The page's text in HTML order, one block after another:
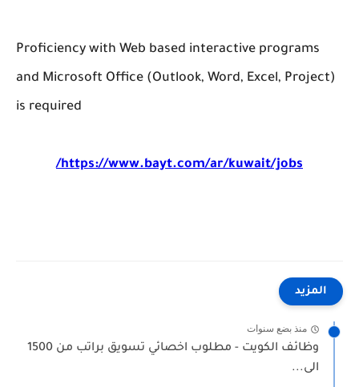
Proficiency with Web based interactive programs
and Microsoft Office (Outlook, Word, Excel, Project)
is required
https://www.bayt.com/ar/kuwait/jobs/
المزيد
منذ بضع سنوات
وظائف الكويت - مطلوب اخصائي تسويق براتب من 1500
الى...